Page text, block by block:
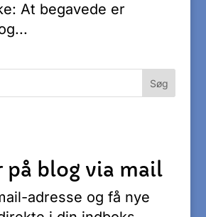
At begavede er
på blog via mail
adresse og få nye